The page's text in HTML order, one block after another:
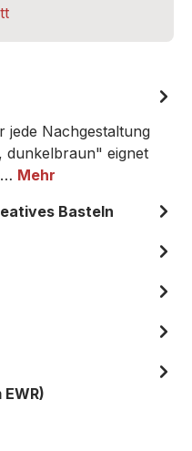
jede Nachgestaltung
dunkelbraun" eignet
Mehr
Basteln